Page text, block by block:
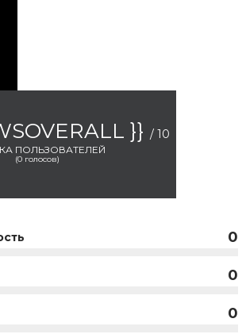
}} / 10
ПОЛЬЗОВАТЕЛЕЙ
(0 голосов)
0
0
0